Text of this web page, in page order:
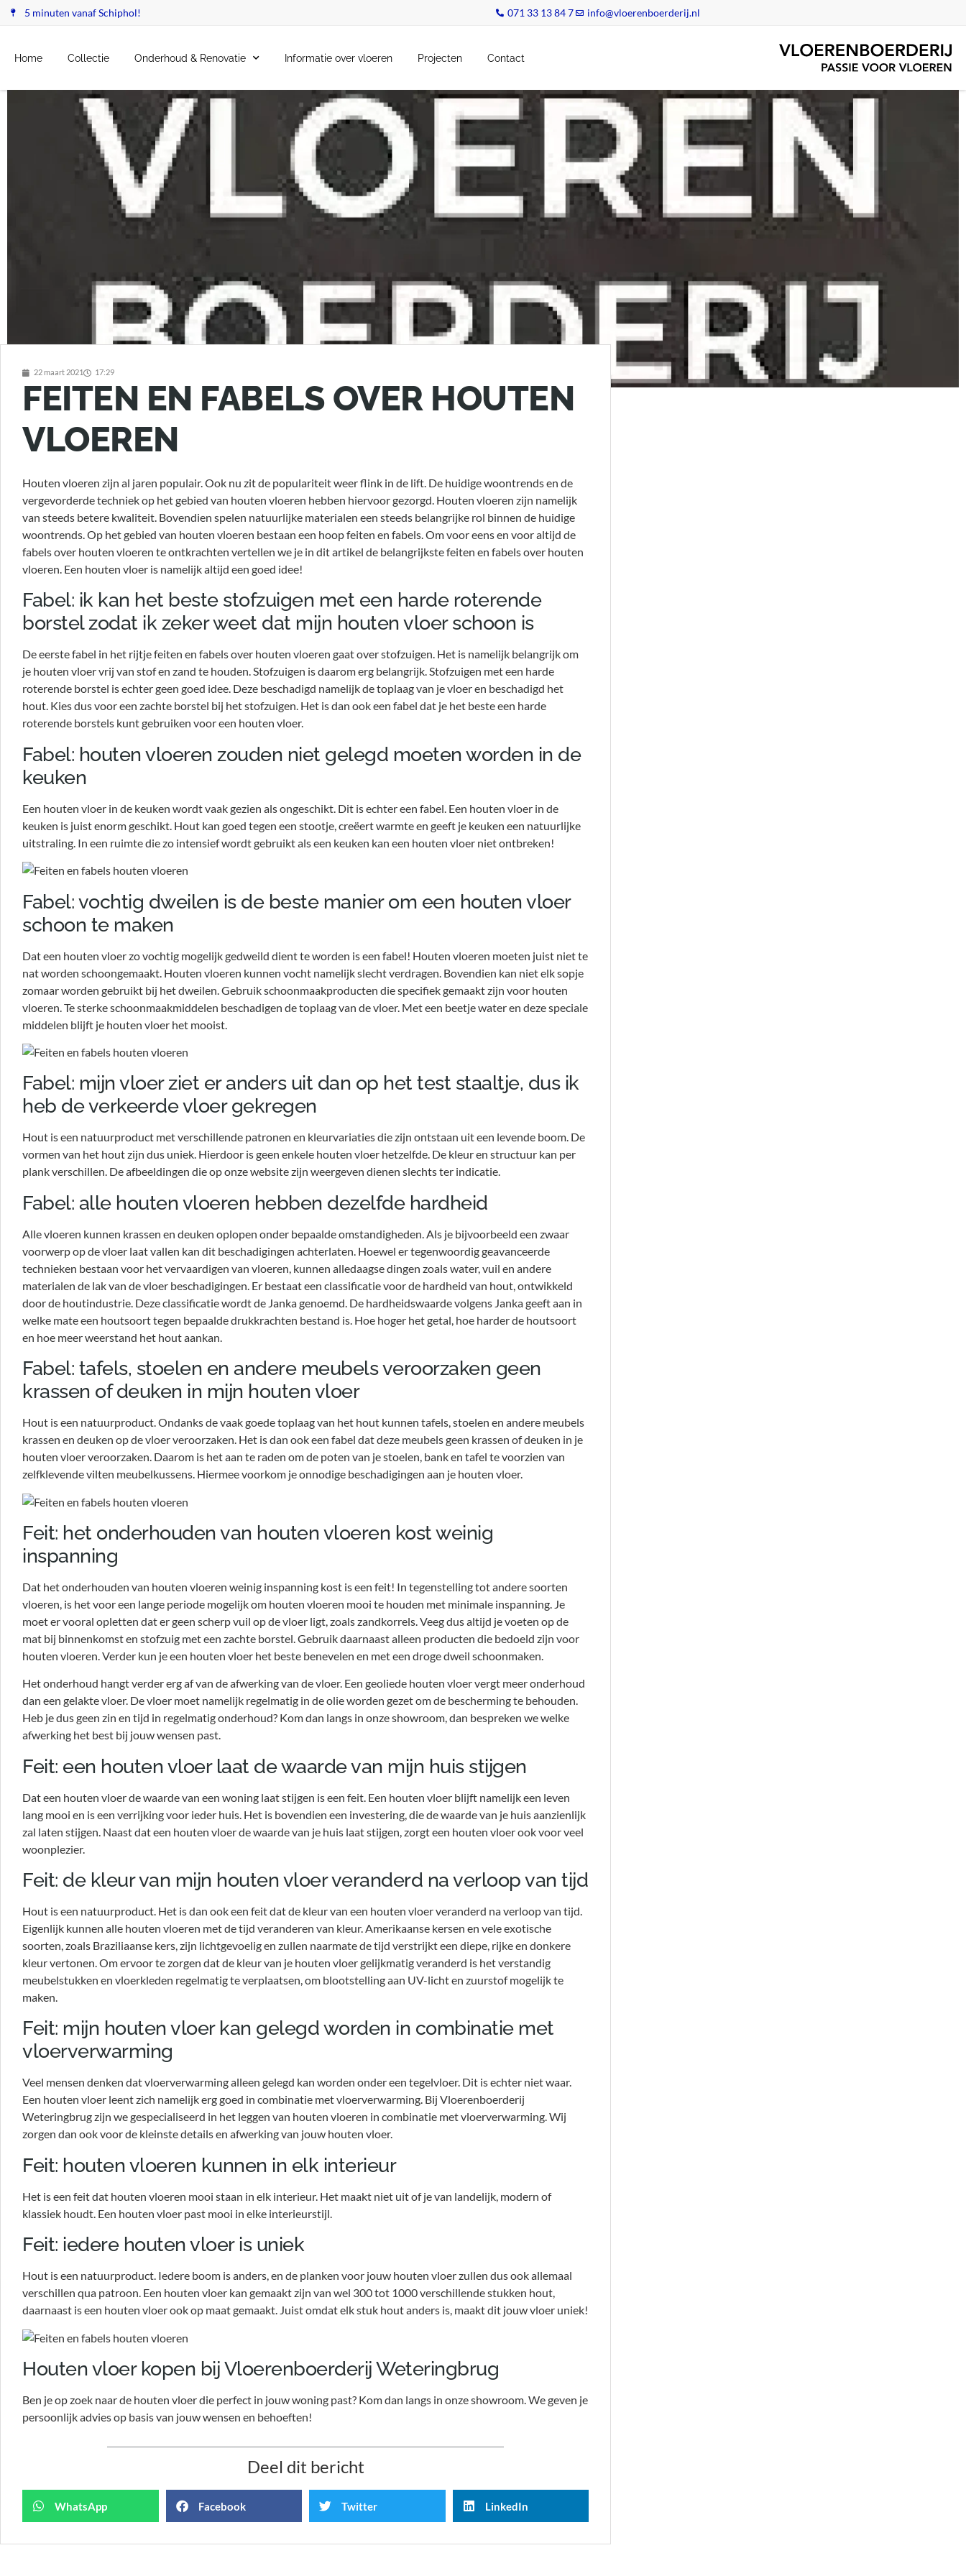
5 minuten vanaf Schiphol! 071 33 13 84 7 info@vloerenboerderij.nl
Home Collectie Onderhoud & Renovatie Informatie over vloeren Projecten Contact
22 maart 2021 17:29
FEITEN EN FABELS OVER HOUTEN
VLOEREN
Houten vloeren zijn al jaren populair. Ook nu zit de populariteit weer flink in de lift. De huidige woontrends en de
vergevorderde techniek op het gebied van houten vloeren hebben hiervoor gezorgd. Houten vloeren zijn namelijk
van steeds betere kwaliteit. Bovendien spelen natuurlijke materialen een steeds belangrijke rol binnen de huidige
woontrends. Op het gebied van houten vloeren bestaan een hoop feiten en fabels. Om voor eens en voor altijd de
fabels over houten vloeren te ontkrachten vertellen we je in dit artikel de belangrijkste feiten en fabels over houten
vloeren. Een houten vloer is namelijk altijd een goed idee!
Fabel: ik kan het beste stofzuigen met een harde roterende
borstel zodat ik zeker weet dat mijn houten vloer schoon is
De eerste fabel in het rijtje feiten en fabels over houten vloeren gaat over stofzuigen. Het is namelijk belangrijk om
je houten vloer vrij van stof en zand te houden. Stofzuigen is daarom erg belangrijk. Stofzuigen met een harde
roterende borstel is echter geen goed idee. Deze beschadigd namelijk de toplaag van je vloer en beschadigd het
hout. Kies dus voor een zachte borstel bij het stofzuigen. Het is dan ook een fabel dat je het beste een harde
roterende borstels kunt gebruiken voor een houten vloer.
Fabel: houten vloeren zouden niet gelegd moeten worden in de
keuken
Een houten vloer in de keuken wordt vaak gezien als ongeschikt. Dit is echter een fabel. Een houten vloer in de
keuken is juist enorm geschikt. Hout kan goed tegen een stootje, creëert warmte en geeft je keuken een natuurlijke
uitstraling. In een ruimte die zo intensief wordt gebruikt als een keuken kan een houten vloer niet ontbreken!
Fabel: vochtig dweilen is de beste manier om een houten vloer
schoon te maken
Dat een houten vloer zo vochtig mogelijk gedweild dient te worden is een fabel! Houten vloeren moeten juist niet te
nat worden schoongemaakt. Houten vloeren kunnen vocht namelijk slecht verdragen. Bovendien kan niet elk sopje
zomaar worden gebruikt bij het dweilen. Gebruik schoonmaakproducten die specifiek gemaakt zijn voor houten
vloeren. Te sterke schoonmaakmiddelen beschadigen de toplaag van de vloer. Met een beetje water en deze speciale
middelen blijft je houten vloer het mooist.
Fabel: mijn vloer ziet er anders uit dan op het test staaltje, dus ik
heb de verkeerde vloer gekregen
Hout is een natuurproduct met verschillende patronen en kleurvariaties die zijn ontstaan uit een levende boom. De
vormen van het hout zijn dus uniek. Hierdoor is geen enkele houten vloer hetzelfde. De kleur en structuur kan per
plank verschillen. De afbeeldingen die op onze website zijn weergeven dienen slechts ter indicatie.
Fabel: alle houten vloeren hebben dezelfde hardheid
Alle vloeren kunnen krassen en deuken oplopen onder bepaalde omstandigheden. Als je bijvoorbeeld een zwaar
voorwerp op de vloer laat vallen kan dit beschadigingen achterlaten. Hoewel er tegenwoordig geavanceerde
technieken bestaan voor het vervaardigen van vloeren, kunnen alledaagse dingen zoals water, vuil en andere
materialen de lak van de vloer beschadigingen. Er bestaat een classificatie voor de hardheid van hout, ontwikkeld
door de houtindustrie. Deze classificatie wordt de Janka genoemd. De hardheidswaarde volgens Janka geeft aan in
welke mate een houtsoort tegen bepaalde drukkrachten bestand is. Hoe hoger het getal, hoe harder de houtsoort
en hoe meer weerstand het hout aankan.
Fabel: tafels, stoelen en andere meubels veroorzaken geen
krassen of deuken in mijn houten vloer
Hout is een natuurproduct. Ondanks de vaak goede toplaag van het hout kunnen tafels, stoelen en andere meubels
krassen en deuken op de vloer veroorzaken. Het is dan ook een fabel dat deze meubels geen krassen of deuken in je
houten vloer veroorzaken. Daarom is het aan te raden om de poten van je stoelen, bank en tafel te voorzien van
zelfklevende vilten meubelkussens. Hiermee voorkom je onnodige beschadigingen aan je houten vloer.
Feit: het onderhouden van houten vloeren kost weinig
inspanning
Dat het onderhouden van houten vloeren weinig inspanning kost is een feit! In tegenstelling tot andere soorten
vloeren, is het voor een lange periode mogelijk om houten vloeren mooi te houden met minimale inspanning. Je
moet er vooral opletten dat er geen scherp vuil op de vloer ligt, zoals zandkorrels. Veeg dus altijd je voeten op de
mat bij binnenkomst en stofzuig met een zachte borstel. Gebruik daarnaast alleen producten die bedoeld zijn voor
houten vloeren. Verder kun je een houten vloer het beste benevelen en met een droge dweil schoonmaken.
Het onderhoud hangt verder erg af van de afwerking van de vloer. Een geoliede houten vloer vergt meer onderhoud
dan een gelakte vloer. De vloer moet namelijk regelmatig in de olie worden gezet om de bescherming te behouden.
Heb je dus geen zin en tijd in regelmatig onderhoud? Kom dan langs in onze showroom, dan bespreken we welke
afwerking het best bij jouw wensen past.
Feit: een houten vloer laat de waarde van mijn huis stijgen
Dat een houten vloer de waarde van een woning laat stijgen is een feit. Een houten vloer blijft namelijk een leven
lang mooi en is een verrijking voor ieder huis. Het is bovendien een investering, die de waarde van je huis aanzienlijk
zal laten stijgen. Naast dat een houten vloer de waarde van je huis laat stijgen, zorgt een houten vloer ook voor veel
woonplezier.
Feit: de kleur van mijn houten vloer veranderd na verloop van tijd
Hout is een natuurproduct. Het is dan ook een feit dat de kleur van een houten vloer veranderd na verloop van tijd.
Eigenlijk kunnen alle houten vloeren met de tijd veranderen van kleur. Amerikaanse kersen en vele exotische
soorten, zoals Braziliaanse kers, zijn lichtgevoelig en zullen naarmate de tijd verstrijkt een diepe, rijke en donkere
kleur vertonen. Om ervoor te zorgen dat de kleur van je houten vloer gelijkmatig veranderd is het verstandig
meubelstukken en vloerkleden regelmatig te verplaatsen, om blootstelling aan UV-licht en zuurstof mogelijk te
maken.
Feit: mijn houten vloer kan gelegd worden in combinatie met
vloerverwarming
Veel mensen denken dat vloerverwarming alleen gelegd kan worden onder een tegelvloer. Dit is echter niet waar.
Een houten vloer leent zich namelijk erg goed in combinatie met vloerverwarming. Bij Vloerenboerderij
Weteringbrug zijn we gespecialiseerd in het leggen van houten vloeren in combinatie met vloerverwarming. Wij
zorgen dan ook voor de kleinste details en afwerking van jouw houten vloer.
Feit: houten vloeren kunnen in elk interieur
Het is een feit dat houten vloeren mooi staan in elk interieur. Het maakt niet uit of je van landelijk, modern of
klassiek houdt. Een houten vloer past mooi in elke interieurstijl.
Feit: iedere houten vloer is uniek
Hout is een natuurproduct. Iedere boom is anders, en de planken voor jouw houten vloer zullen dus ook allemaal
verschillen qua patroon. Een houten vloer kan gemaakt zijn van wel 300 tot 1000 verschillende stukken hout,
daarnaast is een houten vloer ook op maat gemaakt. Juist omdat elk stuk hout anders is, maakt dit jouw vloer uniek!
Houten vloer kopen bij Vloerenboerderij Weteringbrug
Ben je op zoek naar de houten vloer die perfect in jouw woning past? Kom dan langs in onze showroom. We geven je
persoonlijk advies op basis van jouw wensen en behoeften!
Deel dit bericht
WhatsApp Facebook Twitter LinkedIn